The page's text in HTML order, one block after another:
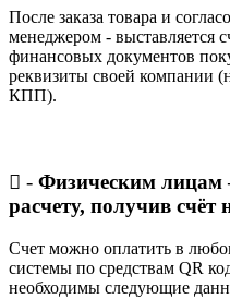
После заказа товара и
менеджером - выставляется
финансовых документов
реквизиты своей компании
КПП).
- Физическим лицам
расчету, получив счёт
Счет можно оплатить в
системы по средствам QR
необходимы следующие